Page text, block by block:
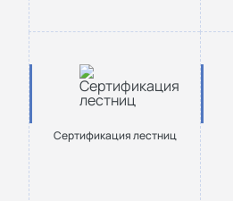
Сертификация лестниц